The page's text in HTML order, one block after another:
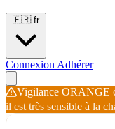
🇫🇷 fr
Connexion Adhérer
Vigilance ORANGE
il est très sensible à la